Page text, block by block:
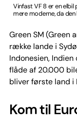
Vinfast VF 8 er en elbil
mere moderne, da
Green SM (Green
række lande i
Indonesien,
flåde af 20.000
bliver første land i
Kom til